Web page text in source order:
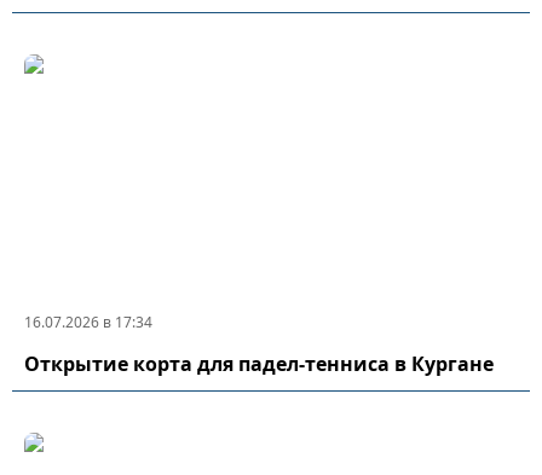
16.07.2026 в 17:34
Открытие корта для падел-тенниса в Кургане